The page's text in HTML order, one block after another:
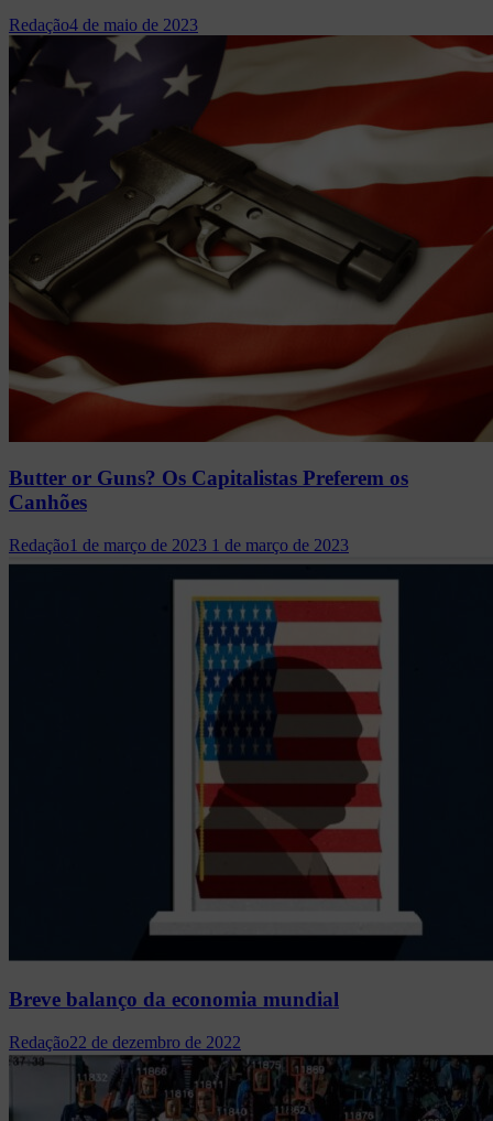
Redação4 de maio de 2023
Butter or Guns? Os Capitalistas Preferem os
Canhões
Redação1 de março de 2023 1 de março de 2023
Breve balanço da economia mundial
Redação22 de dezembro de 2022